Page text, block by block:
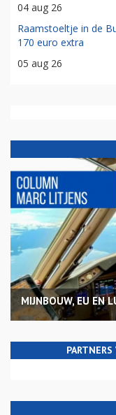
04 aug 26
Raamstoeltje in de
170 euro extra
05 aug 26
MIJNBOUW, EU EN